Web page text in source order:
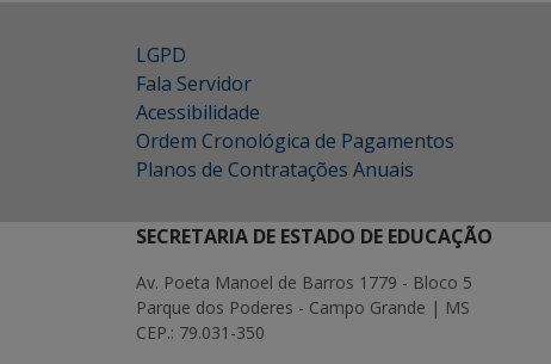
LGPD
Fala Servidor
Acessibilidade
Ordem Cronológica de Pagamentos
Planos de Contratações Anuais
SECRETARIA DE ESTADO DE EDUCAÇÃO
Av. Poeta Manoel de Barros 1779 - Bloco 5
Parque dos Poderes - Campo Grande | MS
CEP.: 79.031-350